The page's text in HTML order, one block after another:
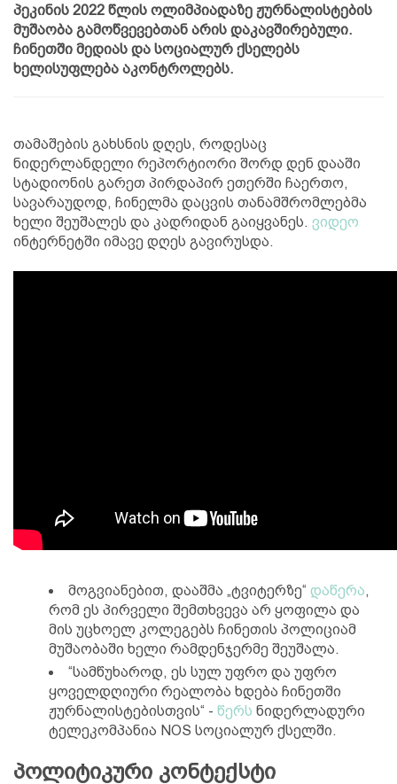
პეკინის 2022 წლის ოლიმპიადაზე ჟურნალისტების
მუშაობა გამოწვევებთან არის დაკავშირებული.
ჩინეთში მედიას და სოციალურ ქსელებს
ხელისუფლება აკონტროლებს.
თამაშების გახსნის დღეს, როდესაც
ნიდერლანდელი რეპორტიორი შორდ დენ დააში
სტადიონის გარეთ პირდაპირ ეთერში ჩაერთო,
სავარაუდოდ, ჩინელმა დაცვის თანამშრომლებმა
ხელი შეუშალეს და კადრიდან გაიყვანეს. ვიდეო
ინტერნეტში იმავე დღეს გავირუსდა.
მოგვიანებით, დააშმა „ტვიტერზე“ დაწერა,
რომ ეს პირველი შემთხვევა არ ყოფილა და
მის უცხოელ კოლეგებს ჩინეთის პოლიციამ
მუშაობაში ხელი რამდენჯერმე შეუშალა.
“სამწუხაროდ, ეს სულ უფრო და უფრო
ყოველდღიური რეალობა ხდება ჩინეთში
ჟურნალისტებისთვის“ - წერს ნიდერლადური
ტელეკომპანია NOS სოციალურ ქსელში.
პოლიტიკური კონტექსტი